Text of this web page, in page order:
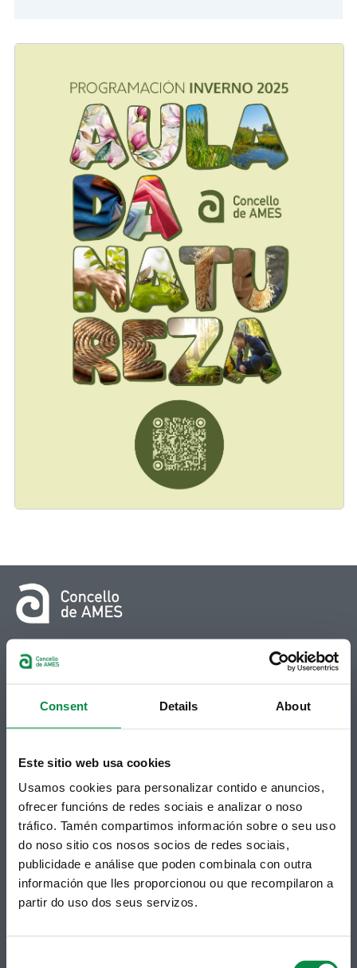
Consent Details About
Este sitio web usa cookies
Usamos cookies para personalizar contido e anuncios,
ofrecer funcións de redes sociais e analizar o noso
tráfico. Tamén compartimos información sobre o seu uso
do noso sitio cos nosos socios de redes sociais,
publicidade e análise que poden combinala con outra
información que lles proporcionou ou que recompilaron a
partir do uso dos seus servizos.
© Concello de Ames
Praza do Concello, 2 |15220
municipal en tu correo electrónico mediante una
suscripción al boletín de novedades.Enlace.